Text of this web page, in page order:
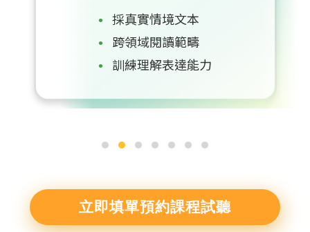
寫作架構清楚化
常見主題性練習
練習句構到段落
立即填單預約課程試聽